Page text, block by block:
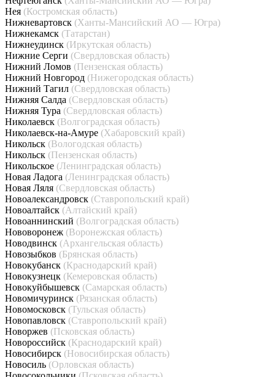
Нея (Костромская область)
Нижневартовск (Ханты-Мансийский АО — Югра)
Нижнекамск (Татарстан)
Нижнеудинск (Иркутская область)
Нижние Серги (Свердловская область)
Нижний Ломов (Пензенская область)
Нижний Новгород (Нижегородская область)
Нижний Тагил (Свердловская область)
Нижняя Салда (Свердловская область)
Нижняя Тура (Свердловская область)
Николаевск (Волгоградская область)
Николаевск-на-Амуре (Хабаровский край)
Никольск (Вологодская область)
Никольск (Пензенская область)
Никольское (Ленинградская область)
Новая Ладога (Ленинградская область)
Новая Ляля (Свердловская область)
Новоалександровск (Ставропольский край)
Новоалтайск (Алтайский край)
Новоаннинский (Волгоградская область)
Нововоронеж (Воронежская область)
Новодвинск (Архангельская область)
Новозыбков (Брянская область)
Новокубанск (Краснодарский край)
Новокузнецк (Кемеровская область)
Новокуйбышевск (Самарская область)
Новомичуринск (Рязанская область)
Новомосковск (Тульская область)
Новопавловск (Ставропольский край)
Новоржев (Псковская область)
Новороссийск (Краснодарский край)
Новосибирск (Новосибирская область)
Новосиль (Орловская область)